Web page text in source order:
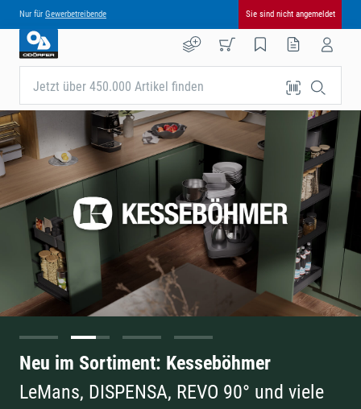
Nur für Gewerbetreibende Sie sind nicht angemeldet
Jetzt über 450.000 Artikel finden
Neu im Sortiment: Kesseböhmer
LeMans, DISPENSA, REVO 90° und viele